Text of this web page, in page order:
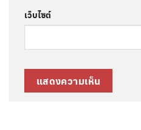
เว็บไซต์